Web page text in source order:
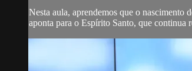
Nesta aula, aprendemos que o nascimento
aponta para o Espírito Santo, que continua